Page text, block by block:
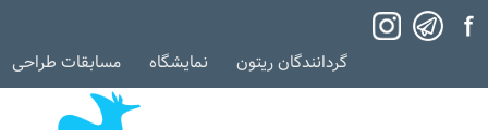
گردانندگان ریتون نمایشگاه مسابقات طراحی